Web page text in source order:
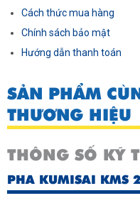
Cách thức mua hàng
Chính sách bảo mật
Hướng dẫn thanh toán
SẢN PHẨM
THƯƠNG HIỆU
THÔNG SỐ KỸ
PHA KUMISAI KMS